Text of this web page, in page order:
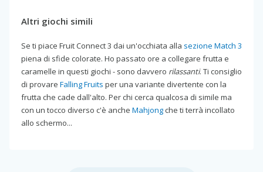
Altri giochi simili
Se ti piace Fruit Connect 3 dai un'occhiata alla sezione Match 3
piena di sfide colorate. Ho passato ore a collegare frutta e
caramelle in questi giochi - sono davvero rilassanti. Ti consiglio
di provare Falling Fruits per una variante divertente con la
frutta che cade dall'alto. Per chi cerca qualcosa di simile ma
con un tocco diverso c'è anche Mahjong che ti terrà incollato
allo schermo...